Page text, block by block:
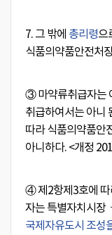
7. 그 밖에 총리령으
식품의약품안전처
③ 마약류취급자는
취급하여서는 아니
따라 식품의약품안
아니하다. <개정
④ 제2항제3호에 따
자는 특별자치시장
국제자유도시 조성